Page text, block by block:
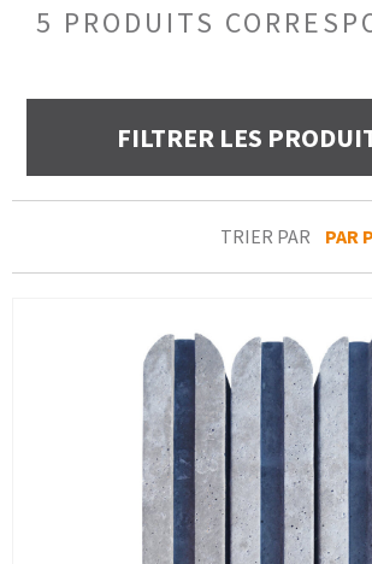
5 PRODUITS
TRIER PAR PAR
FILTRER LES